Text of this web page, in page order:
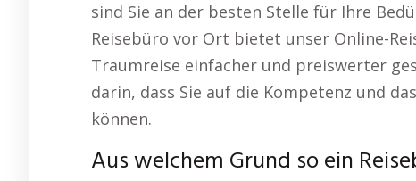
sind Sie an der besten Stelle für Ihre
Reisebüro vor Ort bietet unser Online-
Traumreise einfacher und preiswerter
darin, dass Sie auf die Kompetenz und
können.
Aus welchem Grund so ein